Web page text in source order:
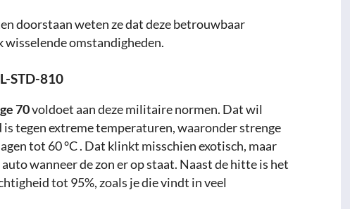
doorstaan weten ze dat deze betrouwbaar
wisselende omstandigheden.
STD-810
70voldoet aan deze militaire normen. Dat wil
is tegen extreme temperaturen, waaronder strenge
tot 60 °C . Dat klinkt misschien exotisch, maar
wanneer de zon er op staat. Naast de hitte is het
tot 95%, zoals je die vindt in veel